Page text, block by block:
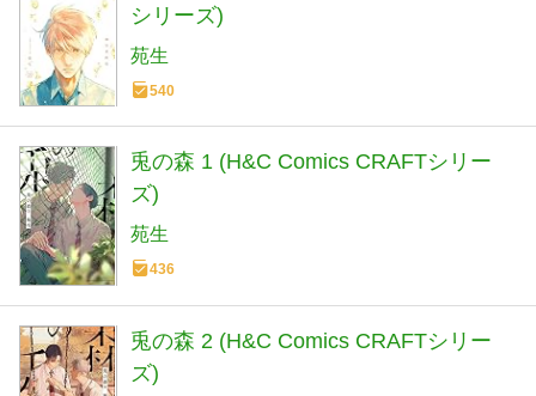
シリーズ)
苑生
540
兎の森 1 (H&C Comics CRAFTシリー
ズ)
苑生
436
兎の森 2 (H&C Comics CRAFTシリー
ズ)